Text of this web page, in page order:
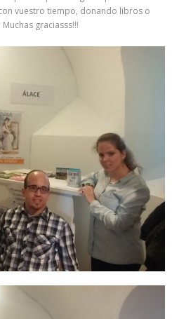
vuestro tiempo, donando libros o
graciasss!!!